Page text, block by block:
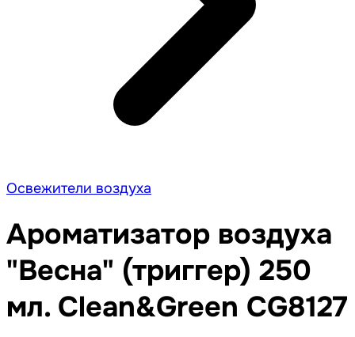
Освежители воздуха
Ароматизатор воздуха
"Весна" (триггер) 250
мл. Clean&Green CG8127